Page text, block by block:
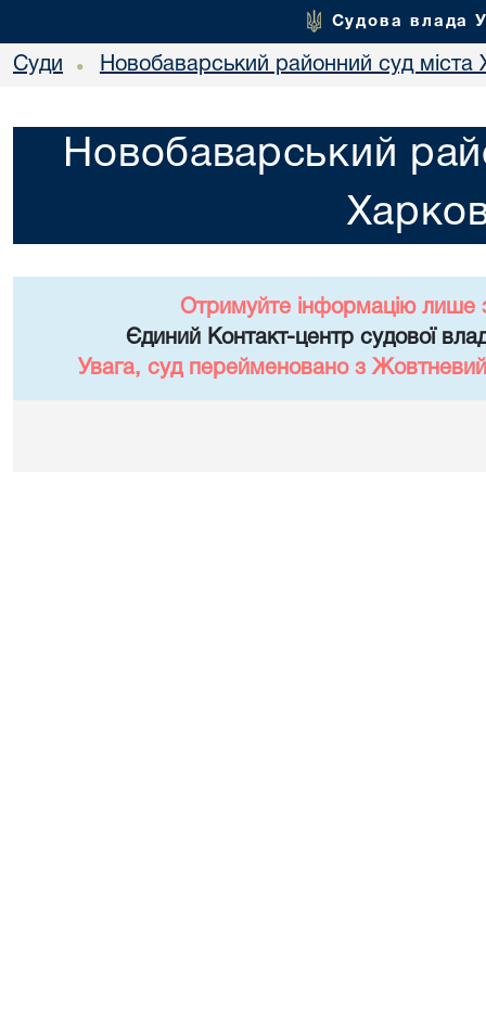
Судова влада
Суди • Новобаварський районний суд міста
Новобаварський
Отримуйте інформацію лише
Єдиний Контакт-центр судової
Увага, суд перейменовано з